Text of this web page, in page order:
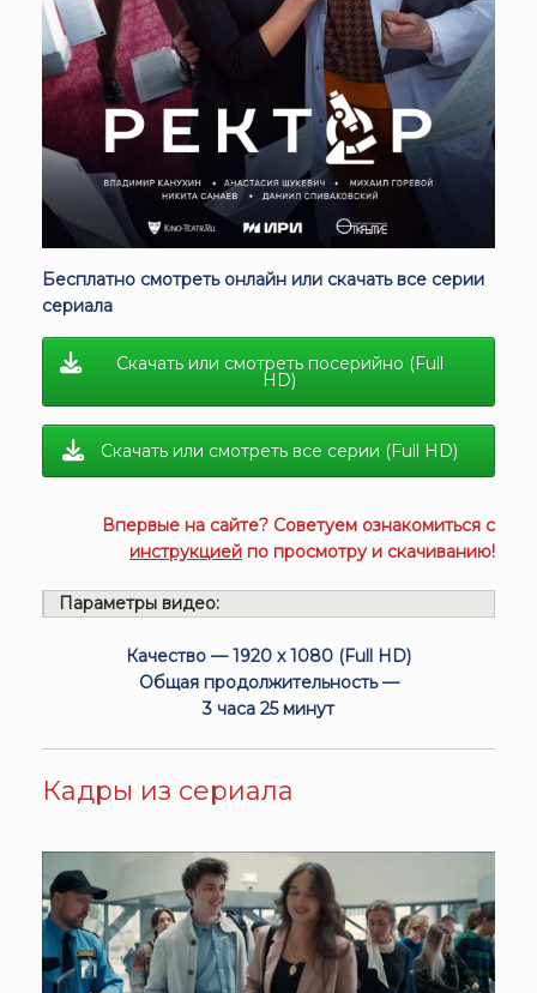
Бесплатно смотреть онлайн или скачать все серии
сериала
Скачать или смотреть посерийно (Full
HD)
Скачать или смотреть все серии (Full HD)
Впервые на сайте? Советуем ознакомиться с
инструкцией по просмотру и скачиванию!
Параметры видео:
Качество — 1920 x 1080 (Full HD)
Общая продолжительность —
3 часа 25 минут
Кадры из сериала